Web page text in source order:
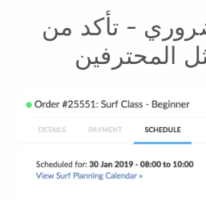
- تأكد من
المحترفين